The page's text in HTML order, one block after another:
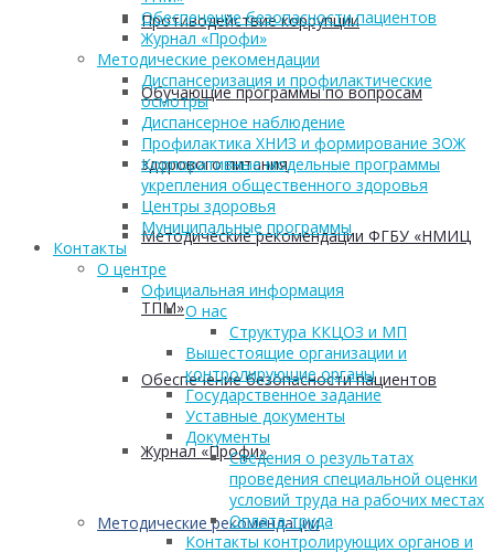
Противодействие коррупции
Обучающие программы по вопросам
здорового питания
Методические рекомендации ФГБУ «НМИЦ
ТПМ»
Обеспечение безопасности пациентов
Журнал «Профи»
Методические рекомендации
Обеспечение безопасности пациентов
Журнал «Профи»
Методические рекомендации
Диспансеризация и профилактические
осмотры
Диспансерное наблюдение
Профилактика ХНИЗ и формирование ЗОЖ
Корпоративные модельные программы
укрепления общественного здоровья
Центры здоровья
Муниципальные программы
Контакты
О центре
Официальная информация
О нас
Структура ККЦОЗ и МП
Вышестоящие организации и
контролирующие органы
Государственное задание
Уставные документы
Документы
Сведения о результатах
проведения специальной оценки
условий труда на рабочих местах
Оплата труда
Контакты контролирующих органов и